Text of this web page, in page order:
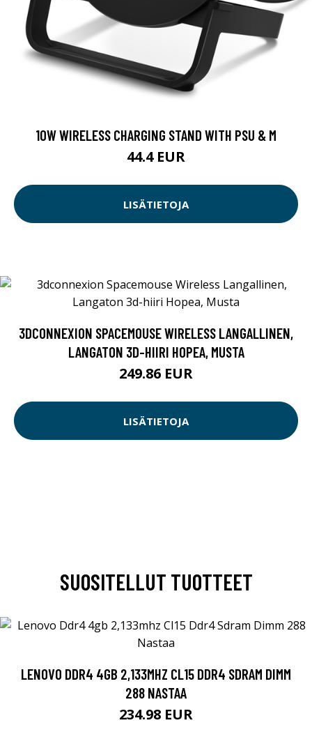
10W WIRELESS CHARGING STAND WITH PSU & M
44.4 EUR
LISÄTIETOJA
3DCONNEXION SPACEMOUSE WIRELESS LANGALLINEN,
LANGATON 3D-HIIRI HOPEA, MUSTA
249.86 EUR
LISÄTIETOJA
SUOSITELLUT TUOTTEET
LENOVO DDR4 4GB 2,133MHZ CL15 DDR4 SDRAM DIMM
288 NASTAA
234.98 EUR